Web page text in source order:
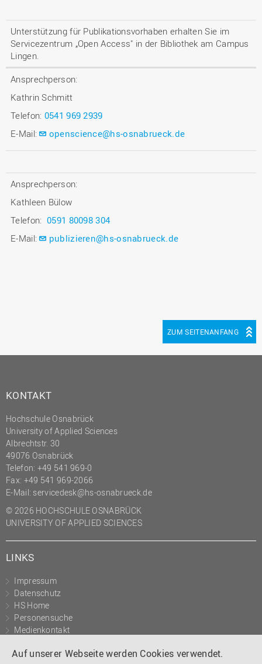
Auf unserer Webseite werden Cookies verwendet.
Unterstützung für Publikationsvorhaben erhalten Sie im
Servicezentrum „Open Access" in der Bibliothek am Campus
Lingen.
Ansprechperson:
Kathrin Schmitt
Telefon: 0541 969 2939
E-Mail:
openscience@hs-osnabrueck.de
Ansprechperson:
Kathleen Bülow
Telefon: 0591 80098 304
E-Mail:
publizieren@hs-osnabrueck.de
ZUM SEITENANFANG
KONTAKT
Hochschule Osnabrück
University of Applied Sciences
Albrechtstr. 30
49076 Osnabrück
Telefon: +49 541 969-0
Fax: +49 541 969-2066
E-Mail: servicedesk@hs-osnabrueck.de
© 2026 HOCHSCHULE OSNABRÜCK
UNIVERSITY OF APPLIED SCIENCES
LINKS
Impressum
Datenschutz
HS Home
Personensuche
Medienkontakt